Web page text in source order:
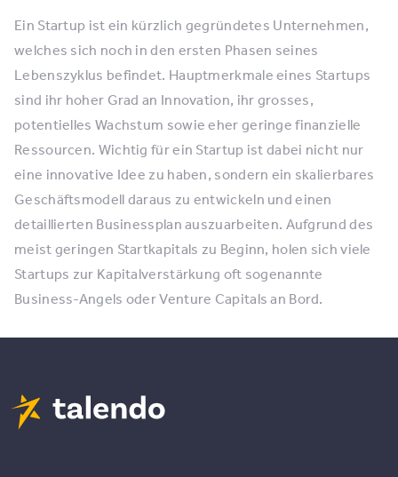
Ein Startup ist ein kürzlich gegründetes Unternehmen,
welches sich noch in den ersten Phasen seines
Lebenszyklus befindet. Hauptmerkmale eines Startups
sind ihr hoher Grad an Innovation, ihr grosses,
potentielles Wachstum sowie eher geringe finanzielle
Ressourcen. Wichtig für ein Startup ist dabei nicht nur
eine innovative Idee zu haben, sondern ein skalierbares
Geschäftsmodell daraus zu entwickeln und einen
detaillierten Businessplan auszuarbeiten. Aufgrund des
meist geringen Startkapitals zu Beginn, holen sich viele
Startups zur Kapitalverstärkung oft sogenannte
Business-Angels oder Venture Capitals an Bord.